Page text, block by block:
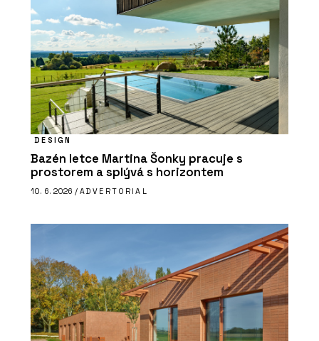
DESIGN
Bazén letce Martina Šonky pracuje s
prostorem a splývá s horizontem
10. 6. 2026 / ADVERTORIAL